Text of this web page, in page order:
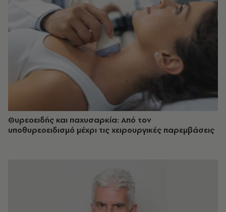
Θυρεοειδής και παχυσαρκία: Από τον
υποθυρεοειδισμό μέχρι τις χειρουργικές παρεμβάσεις